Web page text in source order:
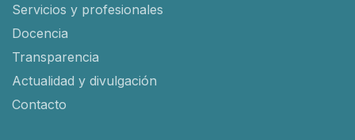
Servicios y profesionales
Docencia
Transparencia
Actualidad y divulgación
Contacto